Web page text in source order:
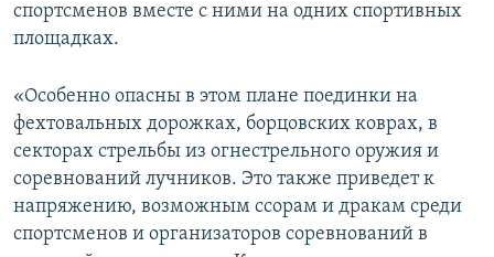
спортсменов вместе с ними на одних спортивных
площадках.
«Особенно опасны в этом плане поединки на
фехтовальных дорожках, борцовских коврах, в
секторах стрельбы из огнестрельного оружия и
соревнований лучников. Это также приведет к
напряжению, возможным ссорам и дракам среди
спортсменов и организаторов соревнований в